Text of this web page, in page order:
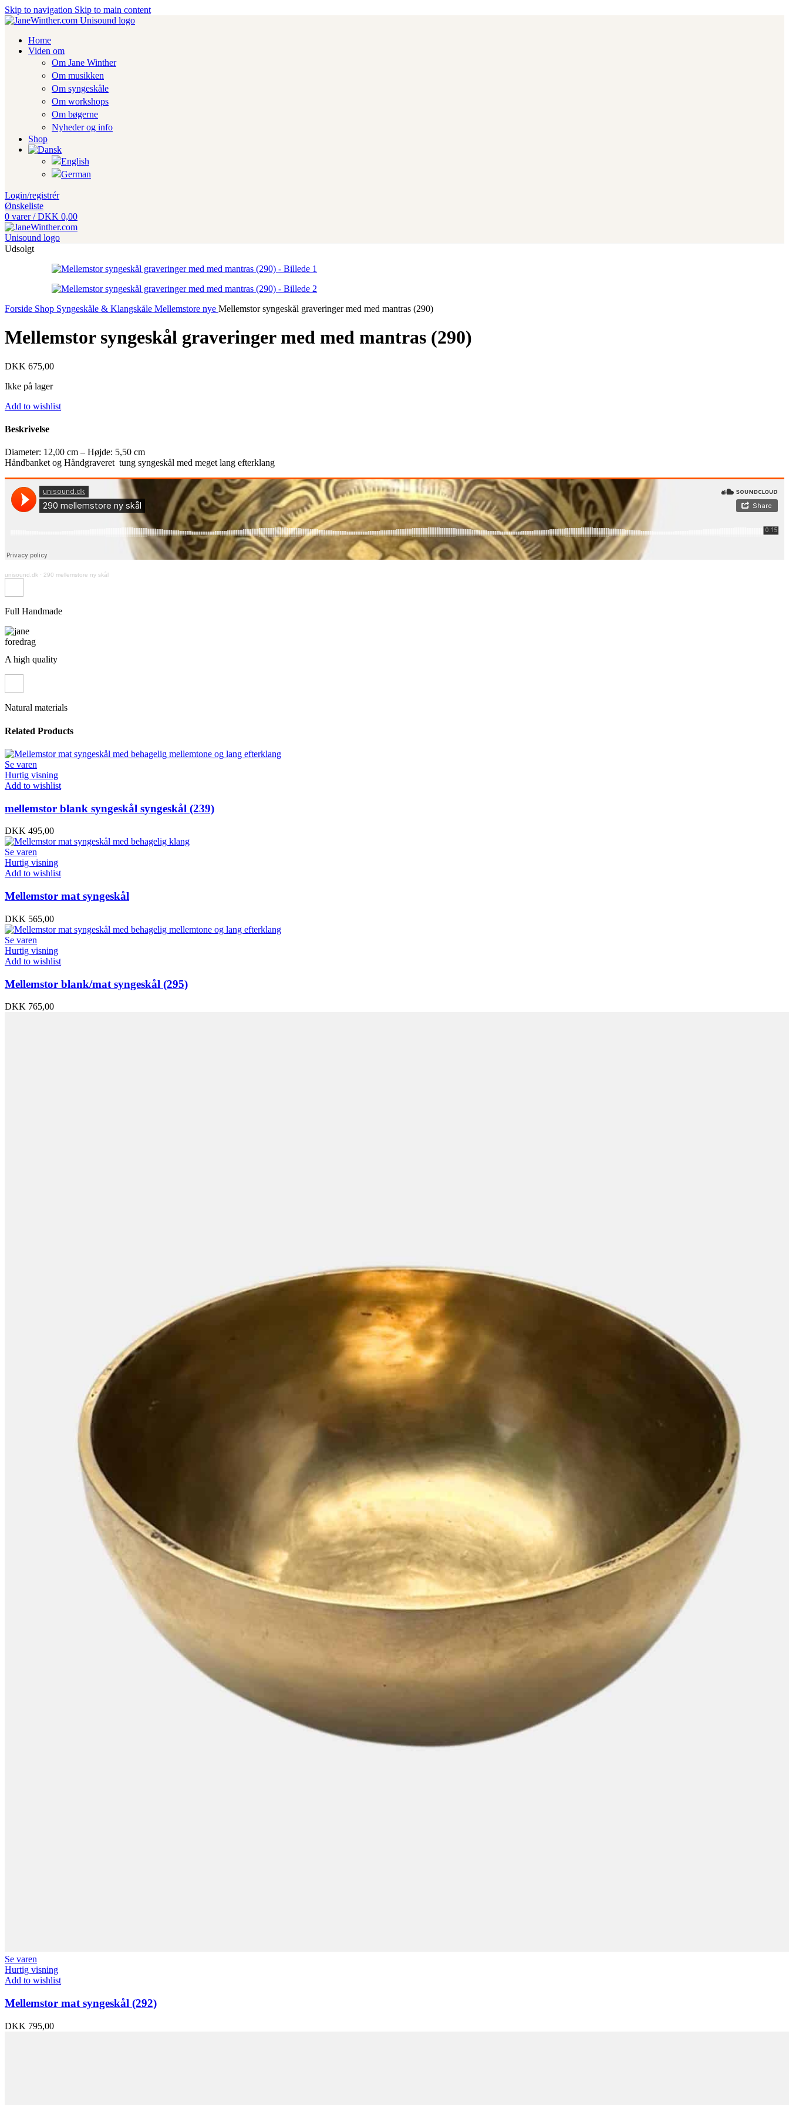
Skip to navigation Skip to main content
Home
Viden om
Om Jane Winther
Om musikken
Om syngeskåle
Om workshops
Om bøgerne
Nyheder og info
Shop
Login/registrér
Ønskeliste
0 varer / DKK 0,00
Udsolgt
Forside Shop Syngeskåle & Klangskåle Mellemstore nye Mellemstor syngeskål graveringer med med mantras (290)
Mellemstor syngeskål graveringer med med mantras (290)
DKK 675,00
Ikke på lager
Add to wishlist
Beskrivelse
Diameter: 12,00 cm – Højde: 5,50 cm
Håndbanket og Håndgraveret tung syngeskål med meget lang efterklang
unisound.dk · 290 mellemstore ny skål
Full Handmade
A high quality
Natural materials
Related Products
Se varen
Hurtig visning
Add to wishlist
mellemstor blank syngeskål syngeskål (239)
DKK 495,00
Se varen
Hurtig visning
Add to wishlist
Mellemstor mat syngeskål
DKK 565,00
Se varen
Hurtig visning
Add to wishlist
Mellemstor blank/mat syngeskål (295)
DKK 765,00
Se varen
Hurtig visning
Add to wishlist
Mellemstor mat syngeskål (292)
DKK 795,00